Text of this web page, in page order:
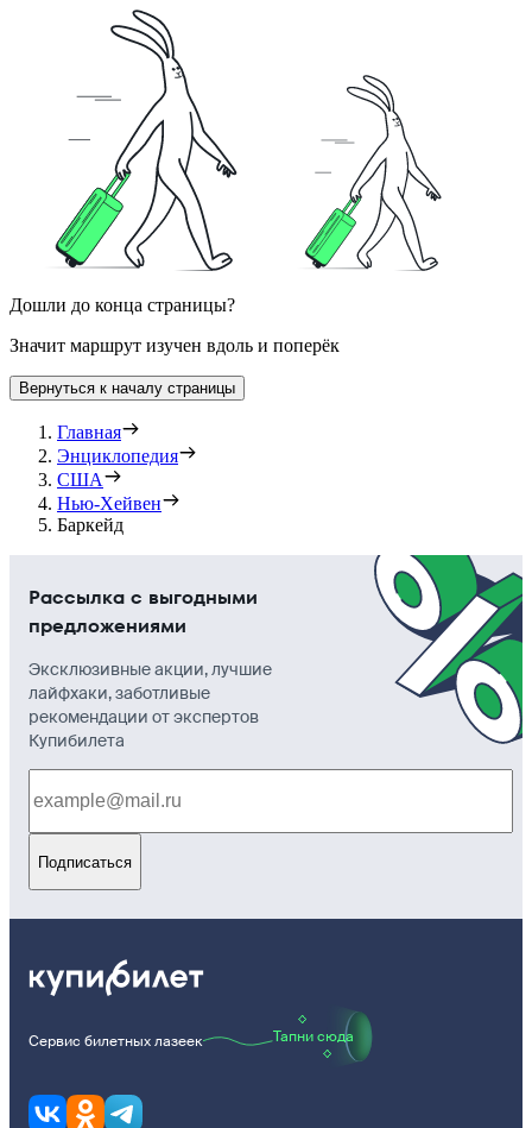
Дошли до конца страницы?
Значит маршрут изучен вдоль и поперёк
Вернуться к началу страницы
Главная
Энциклопедия
США
Нью-Хейвен
Баркейд
Рассылка с выгодными
предложениями
Эксклюзивные акции, лучшие
лайфхаки, заботливые
рекомендации от экспертов
Купибилета
Подписаться
Сервис билетных лазеек Тапни сюда